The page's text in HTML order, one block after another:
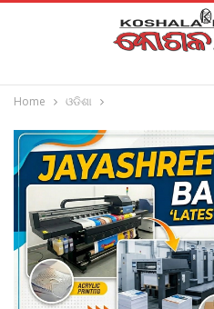
Home ଓଡିଶା